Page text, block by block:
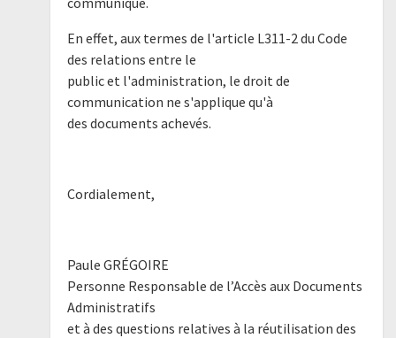
En effet, aux termes de l'article L311-2 du Code
des relations entre le
public et l'administration, le droit de
communication ne s'applique qu'à
des documents achevés.
Cordialement,
Paule GRÉGOIRE
Personne Responsable de l’Accès aux Documents
Administratifs
et à des questions relatives à la réutilisation des